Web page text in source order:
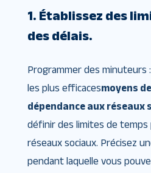
1. Établissez des
des délais.
Programmer des minuteurs
les plus efficacesmoyens
dépendance aux réseaux
définir des limites de temps
réseaux sociaux. Précisez
pendant laquelle vous